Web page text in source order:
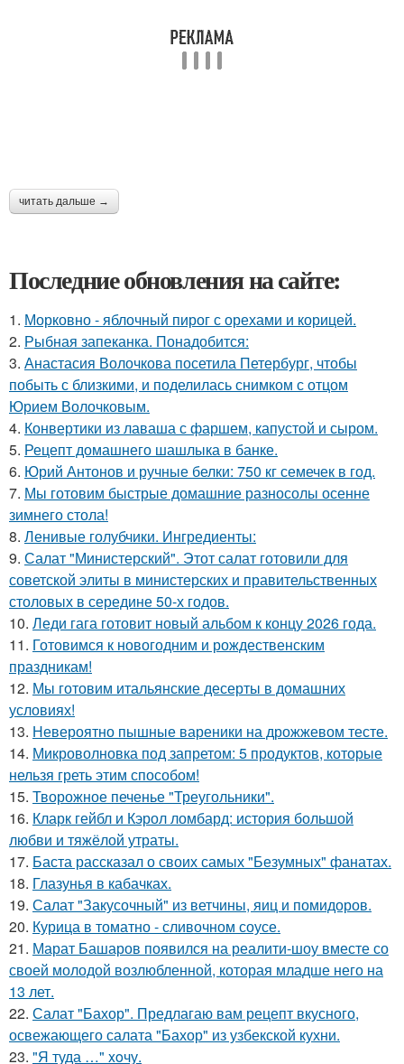
читать дальше →
Последние обновления на сайте:
1. Морковно - яблочный пирог с орехами и корицей.
2. Рыбная запеканка. Понадобится:
3. Анастасия Волочкова посетила Петербург, чтобы
побыть с близкими, и поделилась снимком с отцом
Юрием Волочковым.
4. Конвертики из лаваша с фаршем, капустой и сыром.
5. Рецепт домашнего шашлыка в банке.
6. Юрий Антонов и ручные белки: 750 кг семечек в год.
7. Мы готовим быстрые домашние разносолы осенне
зимнего стола!
8. Ленивые голубчики. Ингредиенты:
9. Салат "Министерский". Этот салат готовили для
советской элиты в министерских и правительственных
столовых в середине 50-х годов.
10. Леди гага готовит новый альбом к концу 2026 года.
11. Готовимся к новогодним и рождественским
праздникам!
12. Мы готовим итальянские десерты в домашних
условиях!
13. Невероятно пышные вареники на дрожжевом тесте.
14. Микроволновка под запретом: 5 продуктов, которые
нельзя греть этим способом!
15. Творожное печенье "Треугольники".
16. Кларк гейбл и Кэрол ломбард: история большой
любви и тяжёлой утраты.
17. Баста рассказал о своих самых "Безумных" фанатах.
18. Глазунья в кабачках.
19. Салат "Закусочный" из ветчины, яиц и помидоров.
20. Курица в томатно - сливочном соусе.
21. Марат Башаров появился на реалити-шоу вместе со
своей молодой возлюбленной, которая младше него на
13 лет.
22. Салат "Бахор". Предлагаю вам рецепт вкусного,
освежающего салата "Бахор" из узбекской кухни.
23. "Я туда …" xoчу.